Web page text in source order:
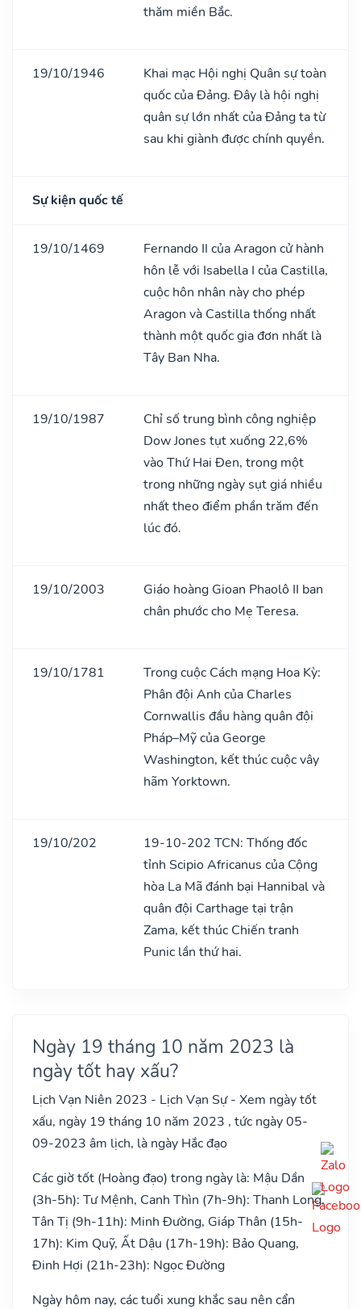
thăm miền Bắc.
19/10/1946
Khai mạc Hội nghị Quân sự toàn
quốc của Đảng. Đây là hội nghị
quân sự lớn nhất của Đảng ta từ
sau khi giành được chính quyền.
Sự kiện quốc tế
19/10/1469
Fernando II của Aragon cử hành
hôn lễ với Isabella I của Castilla,
cuộc hôn nhân này cho phép
Aragon và Castilla thống nhất
thành một quốc gia đơn nhất là
Tây Ban Nha.
19/10/1987
Chỉ số trung bình công nghiệp
Dow Jones tụt xuống 22,6%
vào Thứ Hai Đen, trong một
trong những ngày sụt giá nhiều
nhất theo điểm phần trăm đến
lúc đó.
19/10/2003
Giáo hoàng Gioan Phaolô II ban
chân phước cho Mẹ Teresa.
19/10/1781
Trong cuộc Cách mạng Hoa Kỳ:
Phân đội Anh của Charles
Cornwallis đầu hàng quân đội
Pháp–Mỹ của George
Washington, kết thúc cuộc vây
hãm Yorktown.
19/10/202
19-10-202 TCN: Thống đốc
tỉnh Scipio Africanus của Cộng
hòa La Mã đánh bại Hannibal và
quân đội Carthage tại trận
Zama, kết thúc Chiến tranh
Punic lần thứ hai.
Ngày 19 tháng 10 năm 2023 là
ngày tốt hay xấu?
Lịch Vạn Niên 2023 - Lịch Vạn Sự - Xem ngày tốt
xấu, ngày 19 tháng 10 năm 2023 , tức ngày 05-
09-2023 âm lịch, là ngày Hắc đạo
Các giờ tốt (Hoàng đạo) trong ngày là: Mậu Dần
(3h-5h): Tư Mệnh, Canh Thìn (7h-9h): Thanh Long,
Tân Tị (9h-11h): Minh Đường, Giáp Thân (15h-
17h): Kim Quỹ, Ất Dậu (17h-19h): Bảo Quang,
Đinh Hợi (21h-23h): Ngọc Đường
Ngày hôm nay, các tuổi xung khắc sau nên cẩn